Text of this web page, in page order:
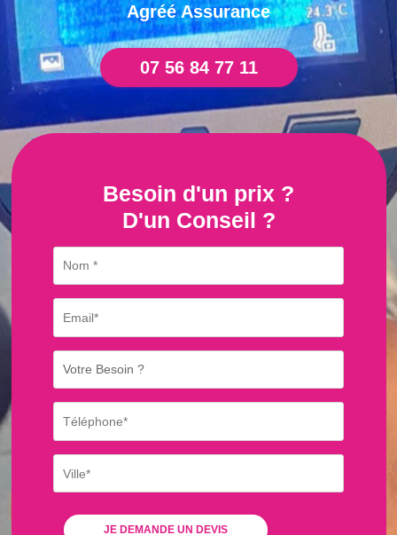
Agréé Assurance
07 56 84 77 11
Besoin d'un prix ?
D'un Conseil ?